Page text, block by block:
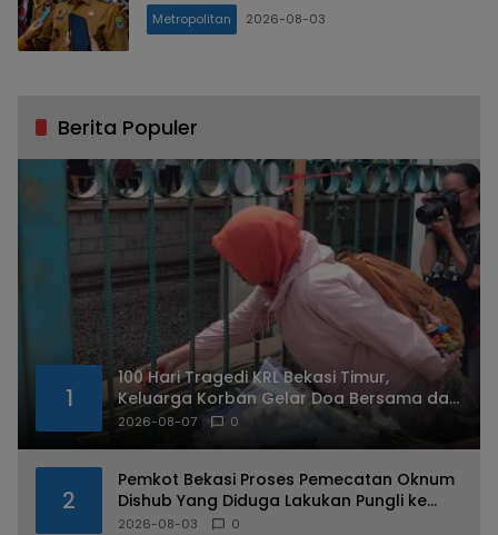
Metropolitan 2026-08-03
Berita Populer
1
100 Hari Tragedi KRL Bekasi Timur,
Keluarga Korban Gelar Doa Bersama dan
Tabur Bunga
2026-08-07 0
2
Pemkot Bekasi Proses Pemecatan Oknum
Dishub Yang Diduga Lakukan Pungli ke
Sopir Truk
2026-08-03 0